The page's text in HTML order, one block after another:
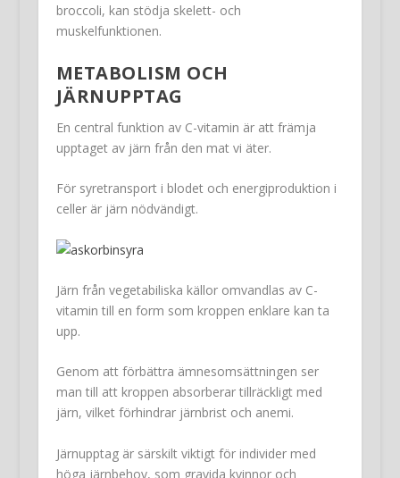
broccoli, kan stödja skelett- och
muskelfunktionen.
METABOLISM OCH
JÄRNUPPTAG
En central funktion av C-vitamin är att främja
upptaget av järn från den mat vi äter.
För syretransport i blodet och energiproduktion i
celler är järn nödvändigt.
Järn från vegetabiliska källor omvandlas av C-
vitamin till en form som kroppen enklare kan ta
upp.
Genom att förbättra ämnesomsättningen ser
man till att kroppen absorberar tillräckligt med
järn, vilket förhindrar järnbrist och anemi.
Järnupptag är särskilt viktigt för individer med
höga järnbehov, som gravida kvinnor och